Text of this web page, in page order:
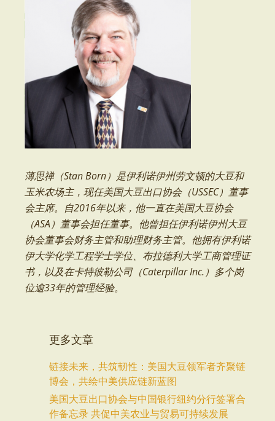
薄思禅（Stan Born）是伊利诺伊州劳文顿的大豆和
玉米农场主，现任美国大豆出口协会（USSEC）董事
会主席。自2016年以来，他一直在美国大豆协会
（ASA）董事会担任董事。他曾担任伊利诺伊州大豆
协会董事会财务主管和助理财务主管。他拥有伊利诺
伊大学化学工程学士学位、布拉德利大学工商管理证
书，以及在卡特彼勒公司（Caterpillar Inc.）多个岗
位逾33年的管理经验。
更多文章
链接未来，共筑韧性：美国大豆领军者齐聚链
博会，共绘中美供应链新蓝图
美国大豆出口协会与中国银行纽约分行签署合
作备忘录 共促中美农业与贸易可持续发展